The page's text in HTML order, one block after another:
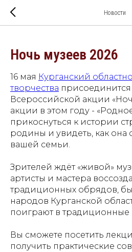
Новости
Ночь музеев 2026
16 мая Курганский
творчества
Всероссийской акции
акции в этом году -
прикоснуться к истории
родины и увидеть, как она
вашей семьи.
Зрителей ждёт «живой»
артисты и мастера
традиционных обрядов,
народов Курганской
поиграют в традиционные
Вы сможете посетить
получить практические